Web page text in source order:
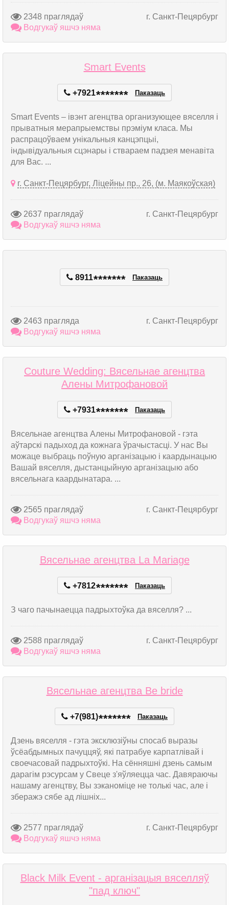
2348 праглядаў
г. Санкт-Пецярбург
Водгукаў яшчэ няма
Smart Events
+7921******* Паказаць
Smart Events – івэнт агенцтва организующее вяселля і
прыватныя мерапрыемствы прэміум класа. Мы
распрацоўваем унікальныя канцэпцыі,
індывідуальныя сцэнары і ствараем падзея менавіта
для Вас. ...
г. Санкт-Пецярбург, Ліцейны пр., 26, (м. Маякоўская)
2637 праглядаў
г. Санкт-Пецярбург
Водгукаў яшчэ няма
8911******* Паказаць
2463 прагляда
г. Санкт-Пецярбург
Водгукаў яшчэ няма
Couture Wedding: Вясельнае агенцтва
Алены Митрофановой
+7931******* Паказаць
Вясельнае агенцтва Алены Митрофановой - гэта
аўтарскі падыход да кожнага ўрачыстасці. У нас Вы
можаце выбраць поўную арганізацыю і каардынацыю
Вашай вяселля, дыстанцыйную арганізацыю або
вясельнага каардынатара. ...
2565 праглядаў
г. Санкт-Пецярбург
Водгукаў яшчэ няма
Вясельнае агенцтва La Mariage
+7812******* Паказаць
З чаго пачынаецца падрыхтоўка да вяселля? ...
2588 праглядаў
г. Санкт-Пецярбург
Водгукаў яшчэ няма
Вясельнае агенцтва Be bride
+7(981)******* Паказаць
Дзень вяселля - гэта эксклюзіўны спосаб выразы
ўсёабдымных пачуццяў, які патрабуе карпатлівай і
своечасовай падрыхтоўкі. На сённяшні дзень самым
дарагім рэсурсам у Свеце з'яўляецца час. Давяраючы
нашаму агенцтву, Вы зэканоміце не толькі час, але і
зберажэ сябе ад лішніх...
2577 праглядаў
г. Санкт-Пецярбург
Водгукаў яшчэ няма
Black Milk Event - арганізацыя вяселляў
"пад ключ"